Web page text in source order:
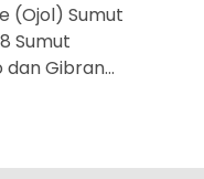
(Ojol) Sumut
Sumut
Gibran...